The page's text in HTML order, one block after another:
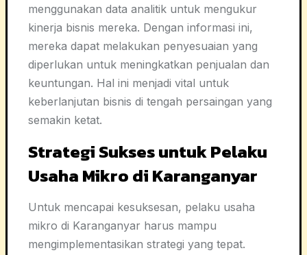
menggunakan data analitik untuk mengukur
kinerja bisnis mereka. Dengan informasi ini,
mereka dapat melakukan penyesuaian yang
diperlukan untuk meningkatkan penjualan dan
keuntungan. Hal ini menjadi vital untuk
keberlanjutan bisnis di tengah persaingan yang
semakin ketat.
Strategi Sukses untuk Pelaku
Usaha Mikro di Karanganyar
Untuk mencapai kesuksesan, pelaku usaha
mikro di Karanganyar harus mampu
mengimplementasikan strategi yang tepat.